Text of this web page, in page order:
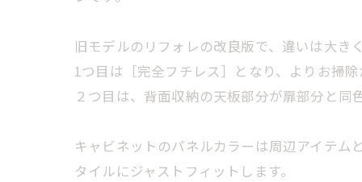
旧モデルのリフォレの改良版で、違いは大き
1つ目は［完全フチレス］となり、よりお掃
２つ目は、背面収納の天板部分が扉部分と
キャビネットのパネルカラーは周辺アイテ
タイルにジャストフィットします。